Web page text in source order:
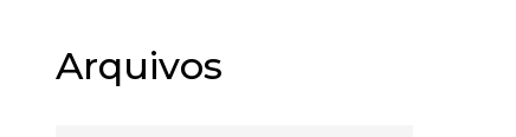
Arquivos